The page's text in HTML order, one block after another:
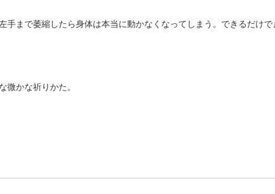
手まで萎縮したら身体は本当に動かなくなってしまう。できるだけで
微かな祈りかた。